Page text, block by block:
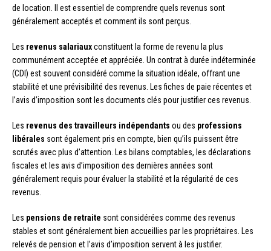
de location. Il est essentiel de comprendre quels revenus sont
généralement acceptés et comment ils sont perçus.
Les revenus salariauxconstituent la forme de revenu la plus
communément acceptée et appréciée. Un contrat à durée indéterminée
(CDI) est souvent considéré comme la situation idéale, offrant une
stabilité et une prévisibilité des revenus. Les fiches de paie récentes et
l’avis d’imposition sont les documents clés pour justifier ces revenus.
Les revenus des travailleurs indépendants ou des professions
libérales sont également pris en compte, bien qu’ils puissent être
scrutés avec plus d’attention. Les bilans comptables, les déclarations
fiscales et les avis d’imposition des dernières années sont
généralement requis pour évaluer la stabilité et la régularité de ces
revenus.
Les pensions de retraite sont considérées comme des revenus
stables et sont généralement bien accueillies par les propriétaires. Les
relevés de pension et l’avis d’imposition servent à les justifier.